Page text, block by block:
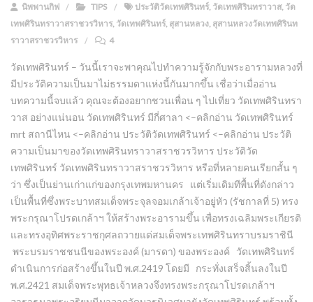
นิพพานกิฟ TIPS ประวัติวัดเทพศิรินทร์ วัดเทพศิรินทราวาส, วัด
เทพศิรินทราวาสราชวรวิหาร วัดเทพศิรินทร์ สุสานหลวง สุสานหลวงวัดเทพศิรินท
ราวาสราชวรวิหาร
4
วัดเทพศิรินทร์ – วันนี้เราจะพาคุณไปทำความรู้จักกับพระอารามหลวงที่
มีประวัติความเป็นมาไม่ธรรมดาแห่งนี้กันมากขึ้น เชื่อว่าเมื่ออ่าน
บทความนี้จบแล้ว คุณจะต้องอยากชวนเพื่อน ๆ ไปเที่ยว วัดเทพศิรินทรา
วาส อย่างแน่นอน วัดเทพศิรินทร์ มีกี่ศาลา <–คลิกอ่าน วัดเทพศิรินทร์
mrt สถานีไหน <–คลิกอ่าน ประวัติวัดเทพศิรินทร์ <–คลิกอ่าน ประวัติ
ความเป็นมาของวัดเทพศิรินทราวาสราชวรวิหาร ประวัติวัด
เทพศิรินทร์ วัดเทพศิรินทราวาสราชวรวิหาร หรือที่หลายคนเรียกสั้น ๆ
ว่า ซึ่งเป็นย่านเก่าแก่ของกรุงเทพมหานคร แต่เริ่มเดิมทีพื้นที่ดังกล่าว
เป็นพื้นที่ซึ่งพระบาทสมเด็จพระจุลจอมเกล้าเจ้าอยู่หัว (รัชกาลที่ 5) ทรง
พระกรุณาโปรดเกล้าฯ ให้สร้างพระอารามขึ้น เพื่อทรงเฉลิมพระเกียรติ
และทรงอุทิศพระราชกุศลถวายแด่สมเด็จพระเทพศิรินทราบรมราชินี
พระบรมราชชนนีของพระองค์ (มารดา) ของพระองค์ วัดเทพศิรินทร์
ดำเนินการก่อสร้างขึ้นในปี พ.ศ.2419 โดยมี กระทั่งเสร็จสิ้นลงในปี
พ.ศ.2421 สมเด็จพระพุทธเจ้าหลวงจึงทรงพระกรุณาโปรดเกล้าฯ